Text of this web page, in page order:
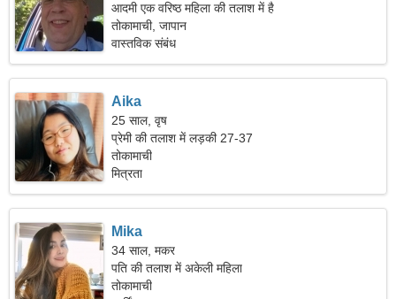
आदमी एक वरिष्ठ महिला की तलाश में है
तोकामाची, जापान
वास्तविक संबंध
Aika
25 साल, वृष
प्रेमी की तलाश में लड़की 27-37
तोकामाची
मित्रता
Mika
34 साल, मकर
पति की तलाश में अकेली महिला
तोकामाची